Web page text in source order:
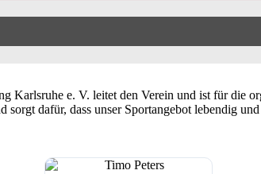
Karlsruhe e. V. leitet den Verein und ist für die
sorgt dafür, dass unser Sportangebot lebendig